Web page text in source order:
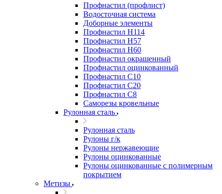
Профнастил (профлист)
Водосточная система
Доборные элементы
Профнастил Н114
Профнастил Н57
Профнастил Н60
Профнастил окрашенный
Профнастил оцинкованный
Профнастил С10
Профнастил С20
Профнастил С8
Саморезы кровельные
Рулонная сталь
Рулонная сталь
Рулоны г/к
Рулоны нержавеющие
Рулоны оцинкованные
Рулоны оцинкованные с полимерным
покрытием
Метизы